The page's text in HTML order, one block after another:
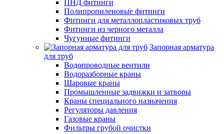
ПНД фитинги
Полипропиленовые фитинги
Фитинги для металлопластиковых труб
Фитинги из черного металла
Чугунные фитинги
Запорная арматура
для труб
Водопроводные вентили
Водоразборные краны
Шаровые краны
Промышленные задвижки и затворы
Краны специального назначения
Регуляторы давления
Газовые краны
Фильтры грубой очистки